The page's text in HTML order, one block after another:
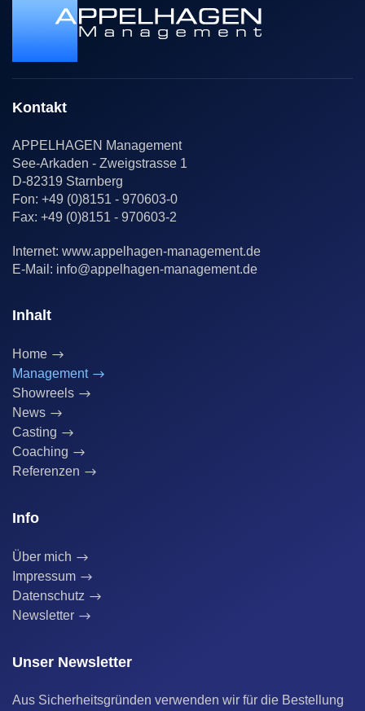
Kontakt
APPELHAGEN Management
See-Arkaden - Zweigstrasse 1
D-82319 Starnberg
Fon: +49 (0)8151 - 970603-0
Fax: +49 (0)8151 - 970603-2
Internet: www.appelhagen-management.de
E-Mail: info@appelhagen-management.de
Inhalt
Home
Management
Showreels
News
Casting
Coaching
Referenzen
Info
Über mich
Impressum
Datenschutz
Newsletter
Unser Newsletter
Aus Sicherheitsgründen verwenden wir für die Bestellung